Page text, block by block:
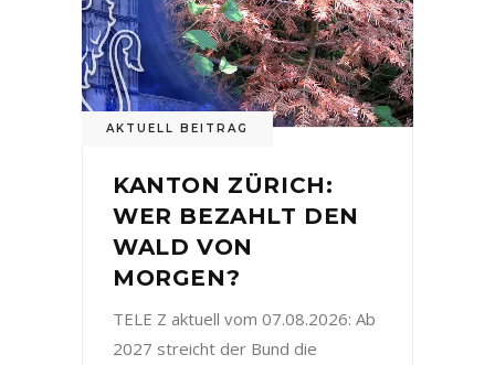
AKTUELL BEITRAG
KANTON ZÜRICH:
WER BEZAHLT DEN
WALD VON
MORGEN?
TELE Z aktuell vom 07.08.2026: Ab
2027 streicht der Bund die